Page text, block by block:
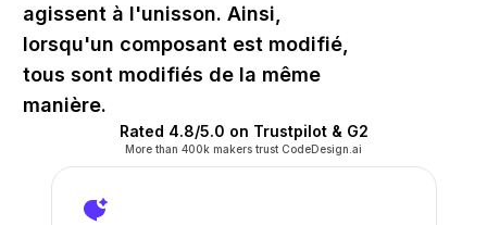
agissent à l'unisson. Ainsi,
lorsqu'un composant est modifié,
tous sont modifiés de la même
manière.
Rated 4.8/5.0 on Trustpilot & G2
More than 400k makers trust CodeDesign.ai